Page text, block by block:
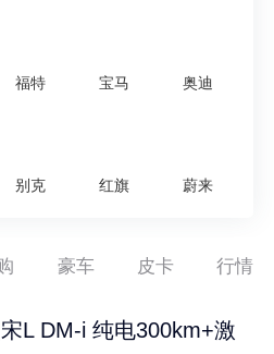
福特 宝马 奥迪
别克 红旗 蔚来
豪车 皮卡 行情
L DM-i 纯电300km+激